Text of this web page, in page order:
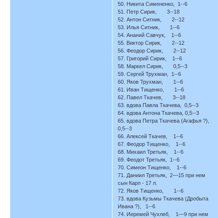
50. Никита Симененко, 1--6
51. Петр Сирик, 3--18
52. Антон Ситник, 2--12
53. Илья Ситник, 1--6
54. Ананий Савчук, 1--6
55. Виктор Сирик, 2--12
56. Феодор Сирик, 2--12
57. Григорий Сирик, 1--6
58. Маркел Сирик, 0,5--3
59. Сергей Трухман, 1--6
60. Яков Трухман, 1--6
61. Иван Тищенко, 1--6
62. Павел Ткачев, 3--18
63. вдова Павла Ткачева, 0,5--3
64. вдова Антона Ткачева, 0,5--3
65. вдова Петра Ткачева (Агафья ?),
0,5--3
66. Алексей Ткачев, 1--6
67. Феодор Тищенко, 1--6
68. Михаил Третьяк, 1--6
69. Феодот Третьяк, 1--6
70. Симеон Тищенко, 1--6
71. Даниил Третьяк, 2—15 при нем
сын Карп - 17 л.
72. Яков Тищенко, 1--6
73. вдова Кузьмы Ткачева (Дробыта
Ивана ?), 1--6
74. Иеремей Чухлеб, 1—9 при нем